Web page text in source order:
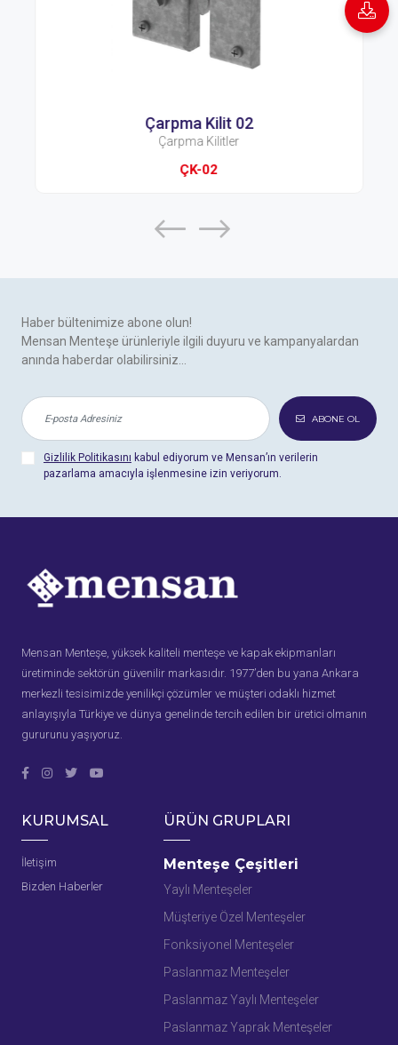
Çarpma Kilit 02
Çarpma Kilitler
ÇK-02
Haber bültenimize abone olun!
Mensan Menteşe ürünleriyle ilgili duyuru ve kampanyalardan
anında haberdar olabilirsiniz...
ABONE OL
Gizlilik Politikasını kabul ediyorum ve Mensan’ın verilerin
pazarlama amacıyla işlenmesine izin veriyorum.
Mensan Menteşe, yüksek kaliteli menteşe ve kapak ekipmanları
üretiminde sektörün güvenilir markasıdır. 1977’den bu yana Ankara
merkezli tesisimizde yenilikçi çözümler ve müşteri odaklı hizmet
anlayışıyla Türkiye ve dünya genelinde tercih edilen bir üretici olmanın
gururunu yaşıyoruz.
KURUMSAL
İletişim
Bizden Haberler
ÜRÜN GRUPLARI
Menteşe Çeşitleri
Yaylı Menteşeler
Müşteriye Özel Menteşeler
Fonksiyonel Menteşeler
Paslanmaz Menteşeler
Paslanmaz Yaylı Menteşeler
Paslanmaz Yaprak Menteşeler